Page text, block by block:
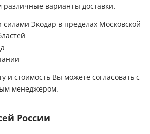
ко мне приедет
-очень
и
люди.За это им огромное
лет процветания их фирме!
варианты доставки.
Экодар в пределах Московской
и стоимость Вы можете согласовать с
менеджером.
России